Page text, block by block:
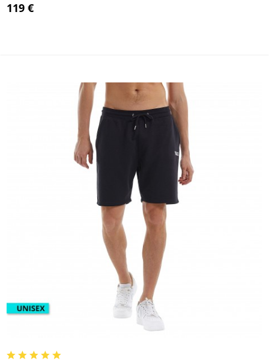
119 €